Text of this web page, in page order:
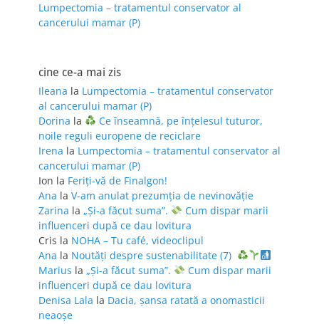
Lumpectomia – tratamentul conservator al
cancerului mamar (P)
cine ce-a mai zis
Ileana la Lumpectomia – tratamentul conservator
al cancerului mamar (P)
Dorina la
Ce înseamnă, pe înțelesul tuturor,
noile reguli europene de reciclare
Irena la Lumpectomia – tratamentul conservator al
cancerului mamar (P)
Ion la Feriţi-vă de Finalgon!
Ana la V-am anulat prezumția de nevinovăție
Zarina la „Și-a făcut suma”.
Cum dispar marii
influenceri după ce dau lovitura
Cris la NOHA – Tu café, videoclipul
Ana la Noutăți despre sustenabilitate (7)
Marius la „Și-a făcut suma”.
Cum dispar marii
influenceri după ce dau lovitura
Denisa Lala la Dacia, șansa ratată a onomasticii
neaoșe